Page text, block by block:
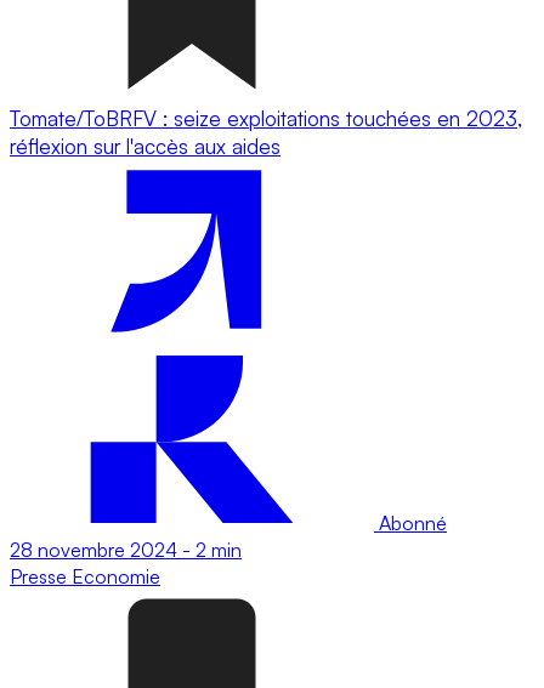
Tomate/ToBRFV : seize exploitations touchées en 2023,
réflexion sur l'accès aux aides
Abonné
28 novembre 2024 - 2 min
Presse Economie